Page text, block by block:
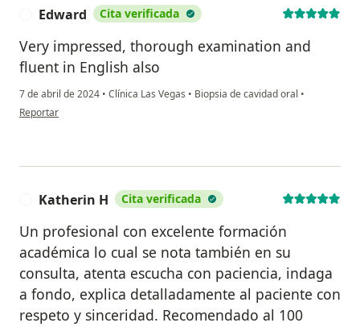
Edward Cita verificada
Very impressed, thorough examination and
fluent in English also
7 de abril de 2024 • Clínica Las Vegas • Biopsia de cavidad oral •
en opinión del usuario Edward
Reportar
Katherin H Cita verificada
Un profesional con excelente formación
académica lo cual se nota también en su
consulta, atenta escucha con paciencia, indaga
a fondo, explica detalladamente al paciente con
respeto y sinceridad. Recomendado al 100